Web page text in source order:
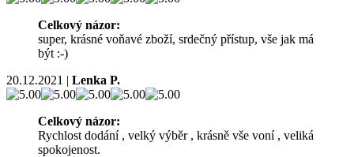
Celkový názor:
super, krásné voňavé zboží, srdečný přístup, vše jak má
být :-)
20.12.2021 | Lenka P.
Celkový názor:
Rychlost dodání , velký výběr , krásně vše voní , veliká
spokojenost.